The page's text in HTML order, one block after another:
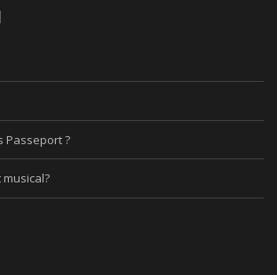
Passeport ?